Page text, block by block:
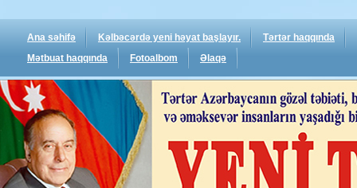
Ana səhifə Kəlbəcərdə yeni həyat başlayır.
Tərtər haqqında
Mətbuat haqqında
Fotoalbom Əlaqə